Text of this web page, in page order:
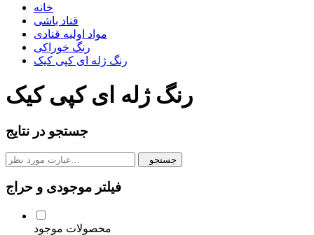
خانه
قناد باشی
مواد اولیه قنادی
رنگ خوراکی
رنگ ژله ای کپی کیک
رنگ ژله ای کپی کیک
جستجو در نتایج
جستجو
فیلتر موجودی و حراج
محصولات موجود